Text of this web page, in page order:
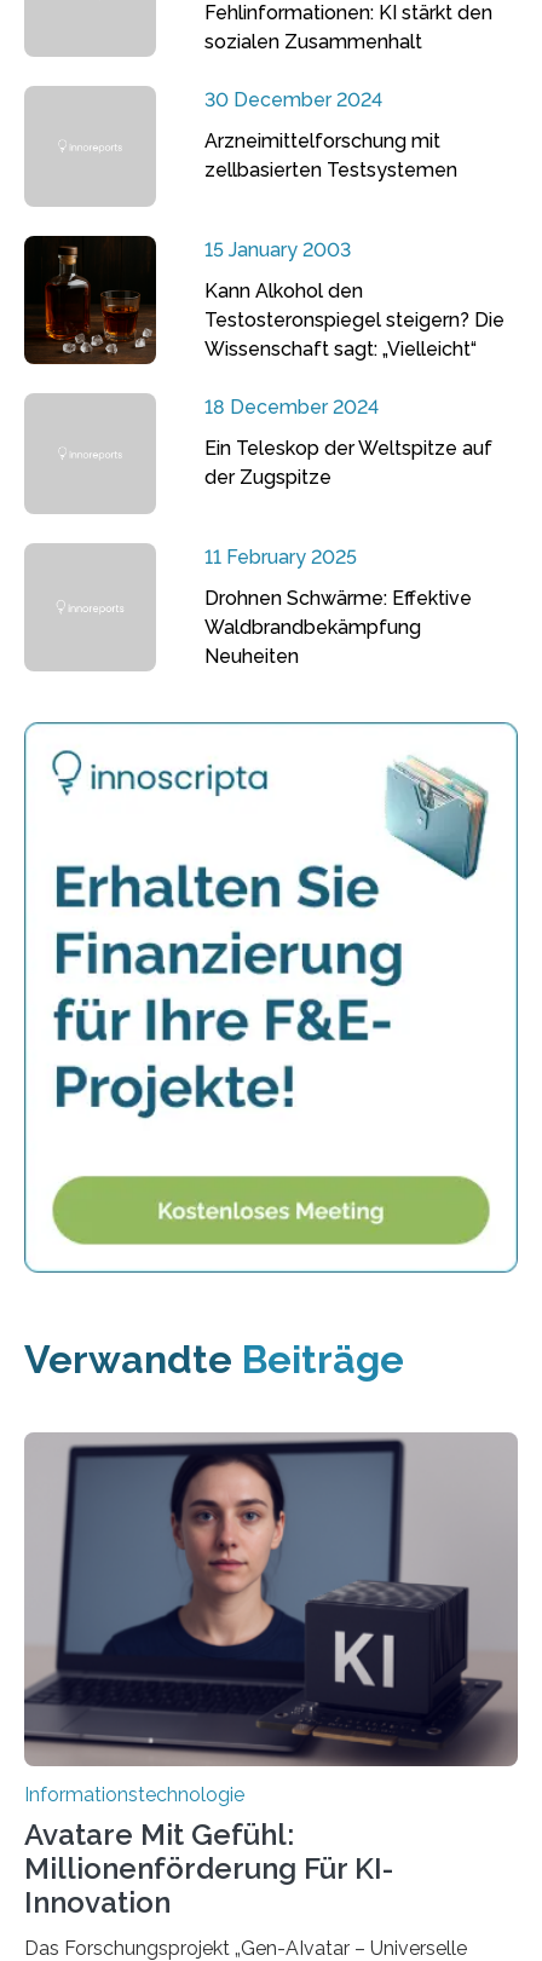
Fehlinformationen: KI stärkt den
sozialen Zusammenhalt
30 December 2024
Arzneimittelforschung mit
zellbasierten Testsystemen
15 January 2003
Kann Alkohol den
Testosteronspiegel steigern? Die
Wissenschaft sagt: „Vielleicht“
18 December 2024
Ein Teleskop der Weltspitze auf
der Zugspitze
11 February 2025
Drohnen Schwärme: Effektive
Waldbrandbekämpfung
Neuheiten
Verwandte Beiträge
Informationstechnologie
Avatare Mit Gefühl:
Millionenförderung Für KI-
Innovation
Das Forschungsprojekt „Gen-AIvatar – Universelle